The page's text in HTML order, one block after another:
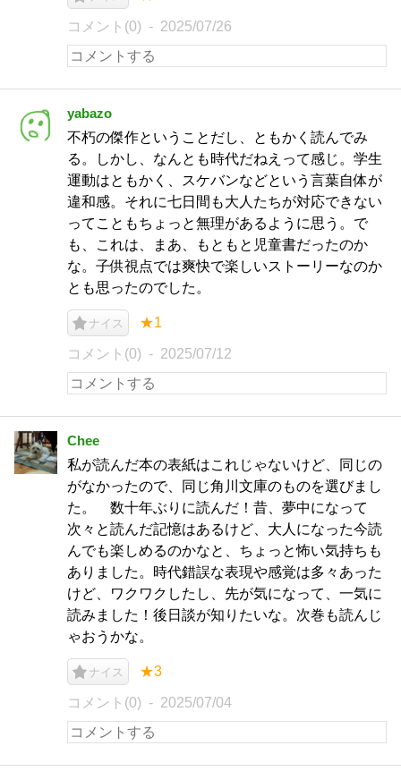
コメント(0) 2025/07/26
yabazo
不朽の傑作ということだし、ともかく読んでみ
る。しかし、なんとも時代だねえって感じ。学生
運動はともかく、スケバンなどという言葉自体が
違和感。それに七日間も大人たちが対応できない
ってこともちょっと無理があるように思う。で
も、これは、まあ、もともと児童書だったのか
な。子供視点では爽快で楽しいストーリーなのか
とも思ったのでした。
ナイス ★1
コメント(0) 2025/07/12
Chee
私が読んだ本の表紙はこれじゃないけど、同じの
がなかったので、同じ角川文庫のものを選びまし
た。 数十年ぶりに読んだ！昔、夢中になって
次々と読んだ記憶はあるけど、大人になった今読
んでも楽しめるのかなと、ちょっと怖い気持ちも
ありました。時代錯誤な表現や感覚は多々あった
けど、ワクワクしたし、先が気になって、一気に
読みました！後日談が知りたいな。次巻も読んじ
ゃおうかな。
ナイス ★3
コメント(0) 2025/07/04